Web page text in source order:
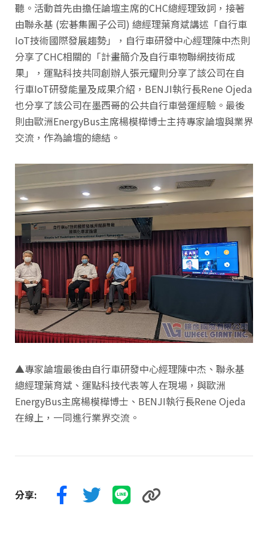
聽。活動首先由擔任論壇主席的CHC總經理致詞，接著
由聯永基 (宏碁集團子公司) 總經理葉育斌講述「自行車
IoT技術國際發展趨勢」，自行車研發中心經理陳中杰則
分享了CHC相關的「計畫簡介及自行車物聯網技術成
果」，運點科技共同創辦人張元耀則分享了該公司在自
行車IoT研發能量及成果介紹，BENJI執行長Rene Ojeda
也分享了該公司在墨西哥的公共自行車營運經驗。最後
則由歐洲EnergyBus主席楊模樺博士主持專家論壇與業界
交流，作為論壇的總結。
▲專家論壇最後由自行車研發中心經理陳中杰、聯永基
總經理葉育斌、運點科技代表等人在現場，與歐洲
EnergyBus主席楊模樺博士、BENJI執行長Rene Ojeda
在線上，一同進行業界交流。
分享: